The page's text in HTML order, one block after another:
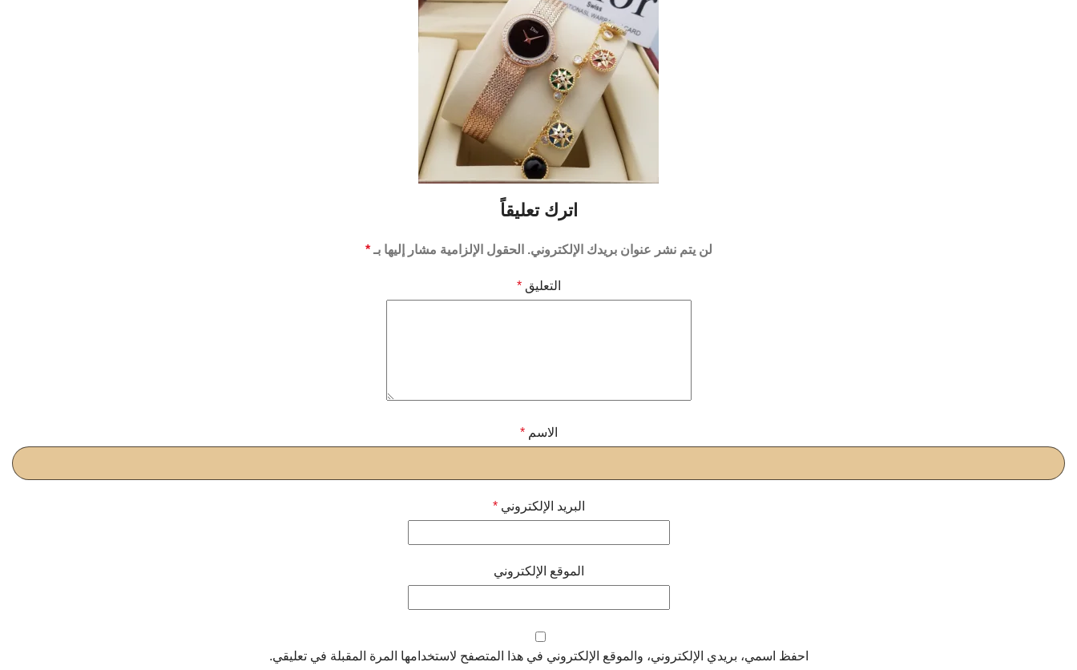
اترك تعليقاً
لن يتم نشر عنوان بريدك الإلكتروني. الحقول الإلزامية مشار إليها بـ*
التعليق*
الاسم*
البريد الإلكتروني*
الموقع الإلكتروني
احفظ اسمي، بريدي الإلكتروني، والموقع الإلكتروني في هذا المتصفح لاستخدامها المرة المقبلة في تعليقي.